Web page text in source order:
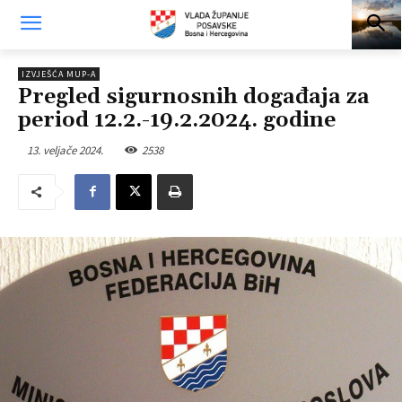
IZVJEŠĆA MUP-A
Pregled sigurnosnih događaja za
period 12.2.-19.2.2024. godine
13. veljače 2024. 2538